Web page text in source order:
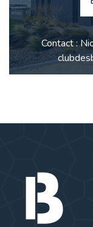
Contact :